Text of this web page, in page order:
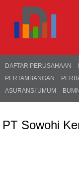
DAFTAR PERUSAHAAN
PERTAMBANGAN
ASURANSI UMUM
BUMN
PT Sowohi